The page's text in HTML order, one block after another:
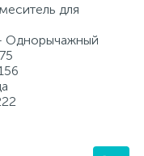
для
Однорычажный